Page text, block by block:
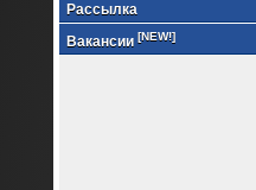
Рассылка
Вакансии [NEW!]